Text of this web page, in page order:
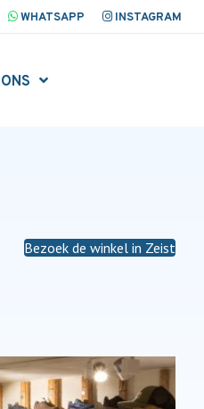
WHATSAPP INSTAGRAM
Bezoek de winkel in Zeist